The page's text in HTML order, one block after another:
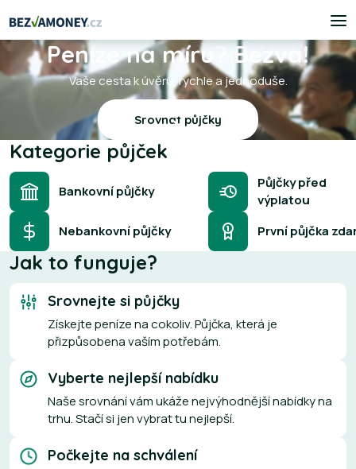
Peníze na míru? Bezva!
Vaše cesta k úvěru, rychle a jednoduše.
Srovnat půjčky
Kategorie půjček
Bankovní půjčky
Nebankovní půjčky
Půjčky před
výplatou
První půjčka
Jak to funguje?
Srovnejte si půjčky
Získejte peníze na cokoliv. Půjčka, která je
přizpůsobena vaším potřebám.
Vyberte nejlepší nabídku
Naše srovnání vám ukáže nejvýhodnější nabídky na
trhu. Stačí si jen vybrat tu nejlepší.
Počkejte na schválení